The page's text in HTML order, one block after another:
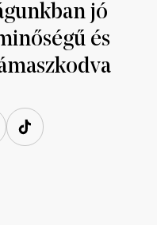
jó
és